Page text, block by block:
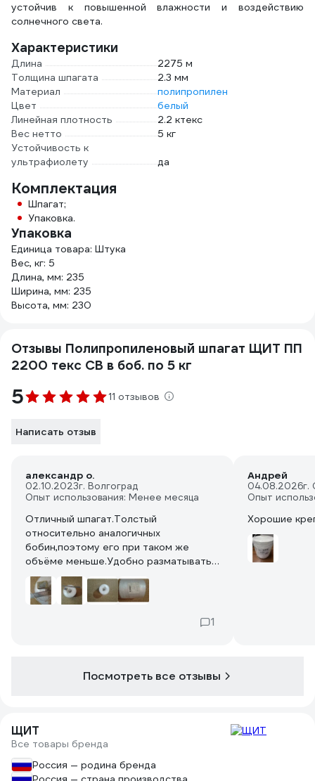
устойчив к повышенной влажности и воздействию
солнечного света.
Характеристики
Длина
2275 м
Толщина шпагата
2.3 мм
Материал
полипропилен
Цвет
белый
Линейная плотность
2.2 ктекс
Вес нетто
5 кг
Устойчивость к
ультрафиолету
да
Комплектация
Шпагат;
Упаковка.
Упаковка
Единица товара: Штука
Вес, кг: 5
Длина, мм: 235
Ширина, мм: 235
Высота, мм: 230
Отзывы Полипропиленовый шпагат ЩИТ ПП
2200 текс СВ в боб. по 5 кг
5 11 отзывов
Написать отзыв
александр о.
02.10.2023г. Волгоград
Опыт использования: Менее месяца
Отличный шпагат.Толстый
относительно аналогичных
бобин,поэтому его при таком же
объёме меньше.Удобно разматывать
начинать советую со средины.
1
Андрей
04.08.2026г.
Опыт
Хорошие
Посмотреть все отзывы
ЩИТ
Все товары бренда
Россия — родина бренда